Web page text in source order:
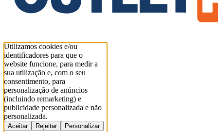
Utilizamos cookies e/ou
identificadores para que o
website funcione, para medir a
sua utilização e, com o seu
consentimento, para
personalização de anúncios
(incluindo remarketing) e
publicidade personalizada e não
personalizada.
Aceitar Rejeitar Personalizar